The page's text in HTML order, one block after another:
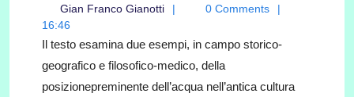
CLIMA,
STORIA:
E
Gian Franco GianottiGian
Gianotti
0 Comments
16:46
Il testo esamina due esempi, in campo storico-
geografico e filosofico-medico, della
posizionepreminente dell’acqua nell’antica cultura